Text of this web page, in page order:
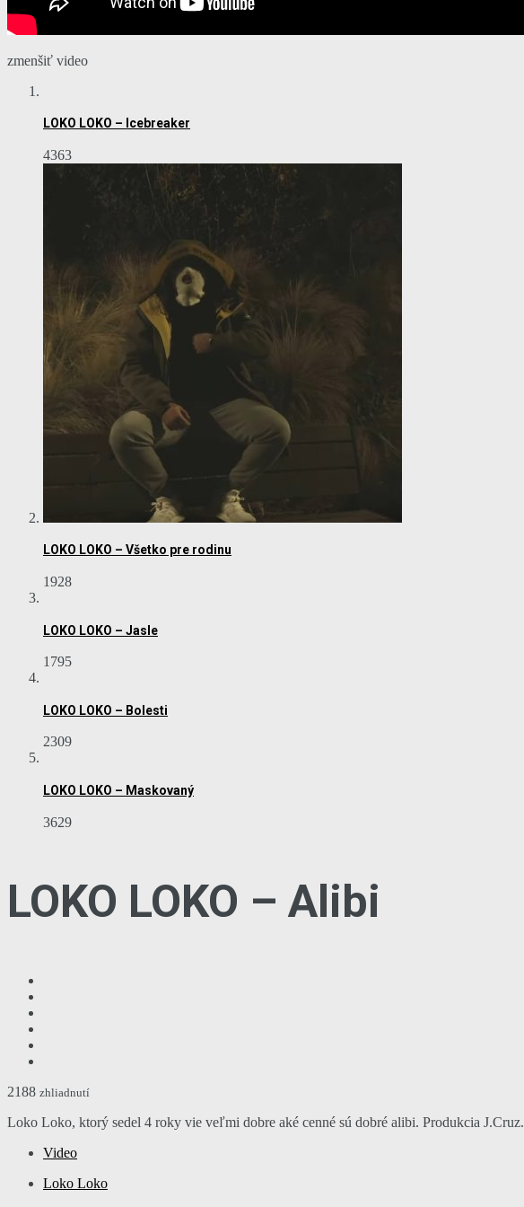
zmenšiť video
LOKO LOKO – Icebreaker
4363
LOKO LOKO – Všetko pre rodinu
1928
LOKO LOKO – Jasle
1795
LOKO LOKO – Bolesti
2309
LOKO LOKO – Maskovaný
3629
LOKO LOKO – Alibi
2188 zhliadnutí
Loko Loko, ktorý sedel 4 roky vie veľmi dobre aké cenné sú dobré alibi. Produkcia J.Cruz.
Video
Loko Loko